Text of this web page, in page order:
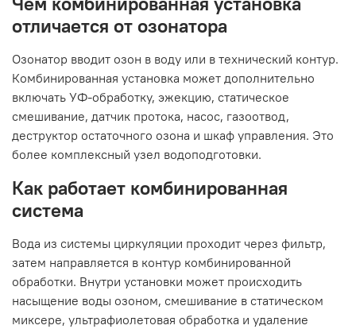
отличается от озонатора
Озонатор вводит озон в воду или в технический контур.
Комбинированная установка может дополнительно
включать УФ-обработку, эжекцию, статическое
смешивание, датчик протока, насос, газоотвод,
деструктор остаточного озона и шкаф управления. Это
более комплексный узел водоподготовки.
Как работает комбинированная
система
Вода из системы циркуляции проходит через фильтр,
затем направляется в контур комбинированной
обработки. Внутри установки может происходить
насыщение воды озоном, смешивание в статическом
миксере, ультрафиолетовая обработка и удаление